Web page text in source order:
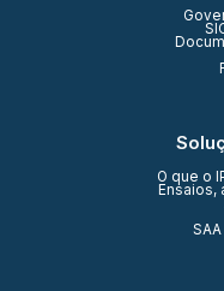
O que o
Ensaios,